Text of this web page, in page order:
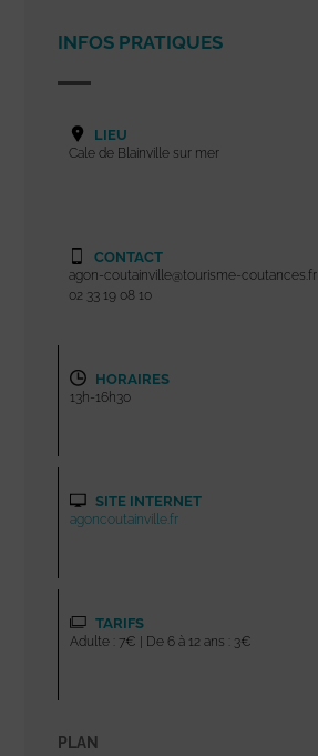
INFOS PRATIQUES
LIEU
Cale de Blainville sur mer
CONTACT
agon-coutainville@tourisme-coutances.fr
02 33 19 08 10
HORAIRES
13h-16h30
SITE INTERNET
agoncoutainville.fr
TARIFS
Adulte : 7€ | De 6 à 12 ans : 3€
PLAN